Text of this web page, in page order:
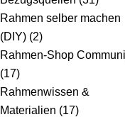
Rahmen selber machen
(DIY) (2)
Rahmen-Shop
(17)
Rahmenwissen &
Materialien (17)